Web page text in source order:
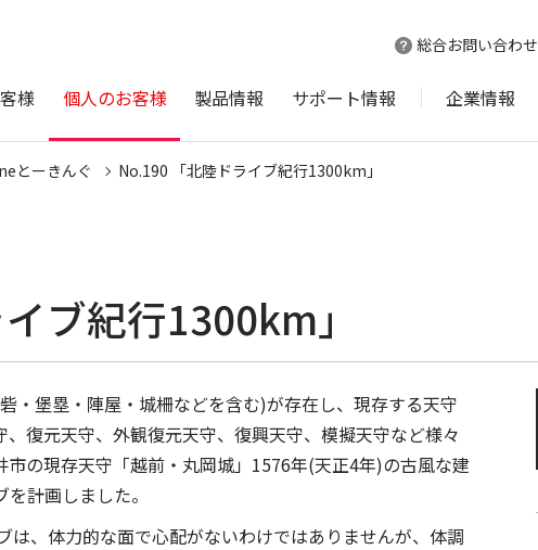
総合お問い合わせ
様 個人のお客様 製品情報 サポート情報 企業情報
とーきんぐ No.190 「北陸ドライブ紀行1300km」
ブ紀行1300km」
・堡塁・陣屋・城柵などを含む)が存在し、現存する天守
復元天守、外観復元天守、復興天守、模擬天守など様々
の現存天守「越前・丸岡城」1576年(天正4年)の古風な建
計画しました。
、体力的な面で心配がないわけではありませんが、体調